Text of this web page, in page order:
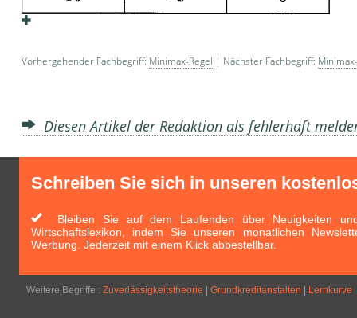
Vorhergehender Fachbegriff: Minimax-Regel | Nächster Fachbegriff:
Diesen Artikel der Redaktion als fehlerhaft
Schreiben Sie sich in unseren
Bleiben Sie auf dem Laufenden über Neuigkeiten
Wirtschaftslexikon, indem Sie unseren monatlichen
Werbung. Jederzeit mit einem Klick abbestellbar.
Weitere Begriffe : Zuverlässigkeitstheorie Grundkreditanstalten Lernkurve